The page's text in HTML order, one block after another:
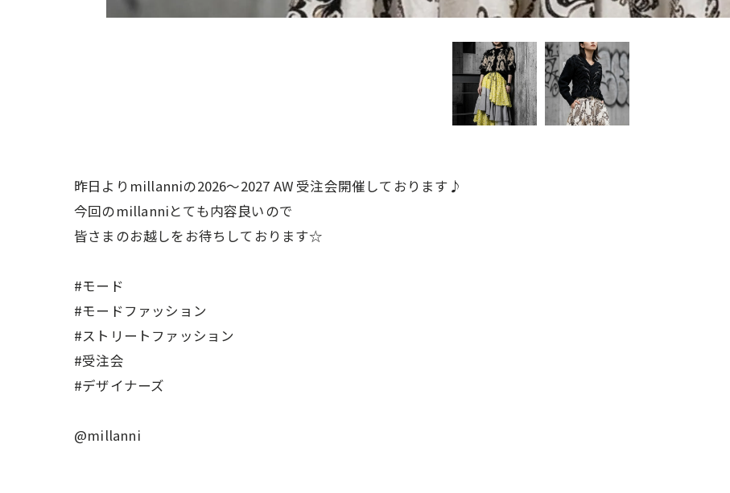
昨日よりmillanniの2026〜2027 AW 受注会開催しております♪
今回のmillanniとても内容良いので
皆さまのお越しをお待ちしております☆
#モード
#モードファッション
#ストリートファッション
#受注会
#デザイナーズ
@millanni